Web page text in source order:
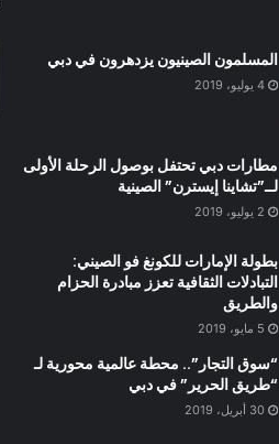
المسلمون الصينيون يزدهرون في دبي
4 يوليو، 2019
مطارات دبي تحتفل بوصول الرحلة الأولى
لــ”تشاينا إيسترن” الصينية
2 يوليو، 2019
بطولة الإمارات للكونغ فو الصيني:
التبادلات الثقافية تعزز مبادرة الحزام
والطريق
5 مايو، 2019
“سوق التجار”.. محطة عالمية محورية لـ
“طريق الحرير” في دبي
30 أبريل، 2019